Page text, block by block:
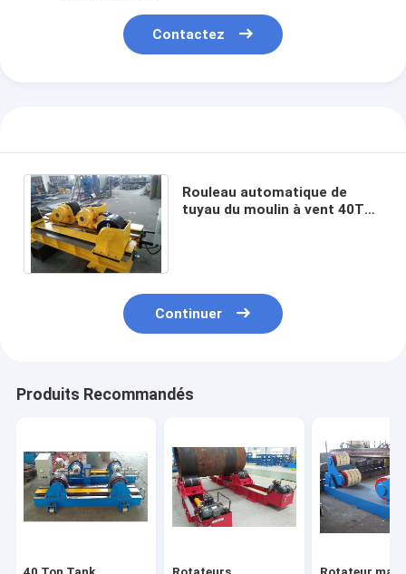
Contactez
Rouleau automatique de
tuyau du moulin à vent 40T
Continuer
Produits Recommandés